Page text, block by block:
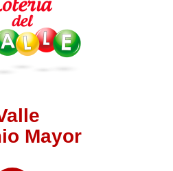
Mayor